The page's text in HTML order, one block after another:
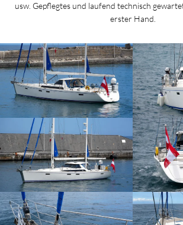
usw. Gepflegtes und laufend technisch
erster Hand.